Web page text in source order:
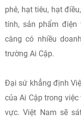
phê, hạt tiêu, hạt
tính, sản phẩm
càng có nhiều
trường Ai Cập.
Đại sứ khẳng định
của Ai Cập trong
vực. Việt Nam sẽ